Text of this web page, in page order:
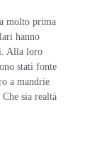
molto prima
hanno
Alla loro
stati fonte
a mandrie
sia realtà